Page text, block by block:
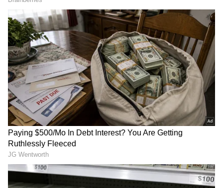
Skoda Kodiaq 2024
முன்னதாக, L&K வேரியண்ட் கார் ரூ.41.99
லட்சம் (எக்ஸ்-ஷோரூம்) விலையில்
விற்கப்பட்டது. இப்போது ரூ.2 லட்சம்
விலைக் குறைப்பைப் பெற்றுள்ளது.
இப்போது இதன் விலை ரூ.39.99 லட்சம்
(எக்ஸ்-ஷோரூம்).